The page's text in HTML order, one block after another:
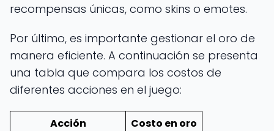
recompensas únicas, como skins o emotes.
Por último, es importante gestionar el oro de
manera eficiente. A continuación se presenta
una tabla que compara los costos de
diferentes acciones en el juego:
Acción
Costo en oro